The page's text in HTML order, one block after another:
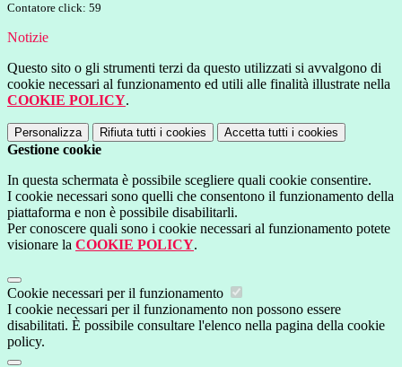
Contatore click: 59
Notizie
Questo sito o gli strumenti terzi da questo utilizzati si avvalgono di
cookie necessari al funzionamento ed utili alle finalità illustrate nella
COOKIE POLICY.
Personalizza Rifiuta tutti i cookies Accetta tutti i cookies
Gestione cookie
In questa schermata è possibile scegliere quali cookie consentire.
I cookie necessari sono quelli che consentono il funzionamento della
piattaforma e non è possibile disabilitarli.
Per conoscere quali sono i cookie necessari al funzionamento potete
visionare la COOKIE POLICY.
Cookie necessari per il funzionamento
I cookie necessari per il funzionamento non possono essere
disabilitati. È possibile consultare l'elenco nella pagina della cookie
policy.